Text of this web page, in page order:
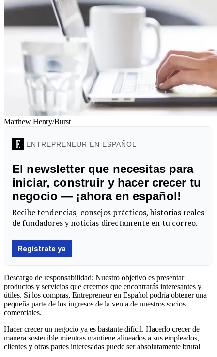
Matthew Henry/Burst
Descargo de responsabilidad: Nuestro objetivo es presentar
productos y servicios que creemos que encontrarás interesantes y
útiles. Si los compras, Entrepreneur en Español podría obtener una
pequeña parte de los ingresos de la venta de nuestros socios
comerciales.
Hacer crecer un negocio ya es bastante difícil. Hacerlo crecer de
manera sostenible mientras mantiene alineados a sus empleados,
clientes y otras partes interesadas puede ser absolutamente brutal.